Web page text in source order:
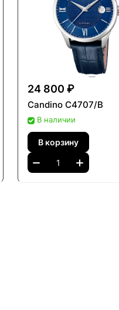
24 800 ₽
Candino C4707/B
В наличии
В корзину